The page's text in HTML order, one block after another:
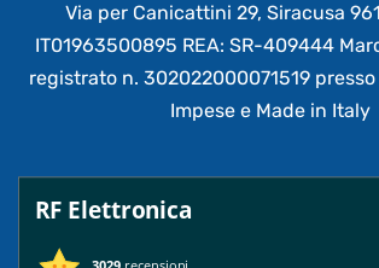
Via per Canicattini 29, Siracusa
IT01963500895 REA: SR-409444
registrato n. 302022000071519
Impese e Made in Italy
RF Elettronica